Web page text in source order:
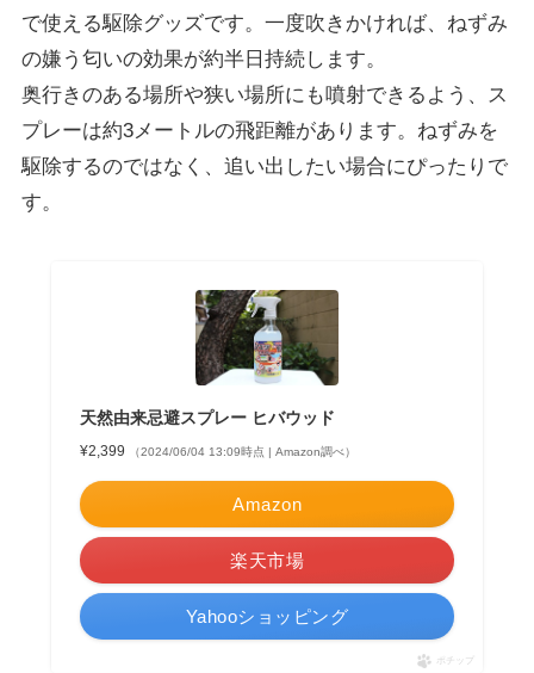
で使える駆除グッズです。一度吹きかければ、ねずみ
の嫌う匂いの効果が約半日持続します。
奥行きのある場所や狭い場所にも噴射できるよう、ス
プレーは約3メートルの飛距離があります。ねずみを
駆除するのではなく、追い出したい場合にぴったりで
す。
天然由来忌避スプレー ヒバウッド
¥2,399 （2024/06/04 13:09時点 | Amazon調べ）
Amazon
楽天市場
Yahooショッピング
ポチップ